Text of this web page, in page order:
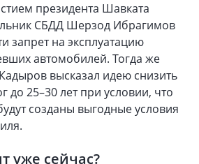
президента Шавката
СБДД Шерзод Ибрагимов
запрет на эксплуатацию
автомобилей. Тогда же
высказал идею снизить
до 25–30 лет при условии, что
созданы выгодные условия
уже сейчас?